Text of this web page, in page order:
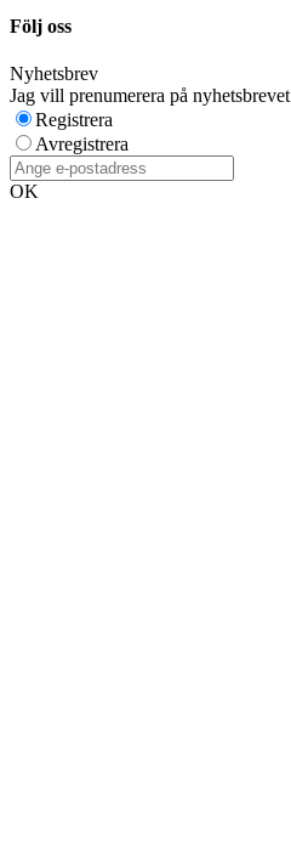
Följ oss
Nyhetsbrev
Jag vill prenumerera på nyhetsbrevet
Registrera
Avregistrera
OK